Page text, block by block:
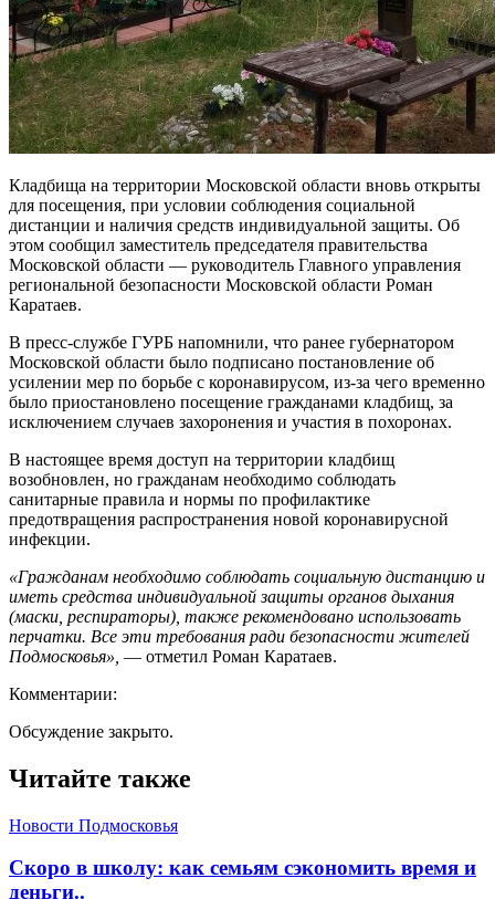
Кладбища на территории Московской области вновь открыты
для посещения, при условии соблюдения социальной
дистанции и наличия средств индивидуальной защиты. Об
этом сообщил заместитель председателя правительства
Московской области — руководитель Главного управления
региональной безопасности Московской области Роман
Каратаев.
В пресс-службе ГУРБ напомнили, что ранее губернатором
Московской области было подписано постановление об
усилении мер по борьбе с коронавирусом, из-за чего временно
было приостановлено посещение гражданами кладбищ, за
исключением случаев захоронения и участия в похоронах.
В настоящее время доступ на территории кладбищ
возобновлен, но гражданам необходимо соблюдать
санитарные правила и нормы по профилактике
предотвращения распространения новой коронавирусной
инфекции.
«Гражданам необходимо соблюдать социальную дистанцию и
иметь средства индивидуальной защиты органов дыхания
(маски, респираторы), также рекомендовано использовать
перчатки. Все эти требования ради безопасности жителей
Подмосковья», — отметил Роман Каратаев.
Комментарии:
Обсуждение закрыто.
Читайте также
Новости Подмосковья
Скоро в школу: как семьям сэкономить время и
деньги..